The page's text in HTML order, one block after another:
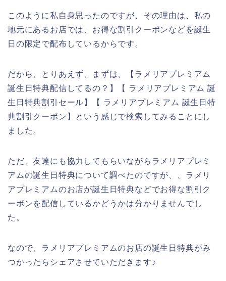
このように私自身思ったのですが、その理由は、私の
地元にあるお店では、お得な割引クーポンなどを誕生
日の限定で配布しているからです。
だから、とりあえず、まずは、【ラメリアプレミアム
誕生日特典配信してるの？】【 ラメリアプレミアム 誕
生日特典割引セール】【 ラメリアプレミアム 誕生日特
典割引クーポン】という感じで検索してみることにし
ました。
ただ、友達にも協力してもらいながらラメリアプレミ
アムの誕生日特典について調べたのですが、、ラメリ
アプレミアムのお店が誕生日特典などでお得な割引ク
ーポンを配信しているかどうかは分かりませんでし
た。
なので、ラメリアプレミアムのお店の誕生日特典がみ
つかったらシェアさせていただきます♪